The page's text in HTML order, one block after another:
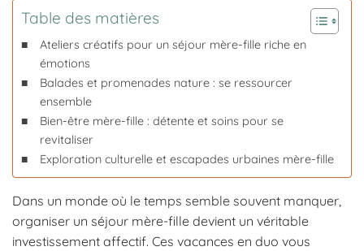
Table des matières
Ateliers créatifs pour un séjour mère-fille riche en
émotions
Balades et promenades nature : se ressourcer
ensemble
Bien-être mère-fille : détente et soins pour se
revitaliser
Exploration culturelle et escapades urbaines mère-fille
Dans un monde où le temps semble souvent manquer,
organiser un séjour mère-fille devient un véritable
investissement affectif. Ces vacances en duo vous